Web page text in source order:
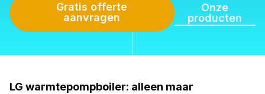
Gratis offerte
aanvragen
Onze
producten
LG warmtepompboiler: alleen maar